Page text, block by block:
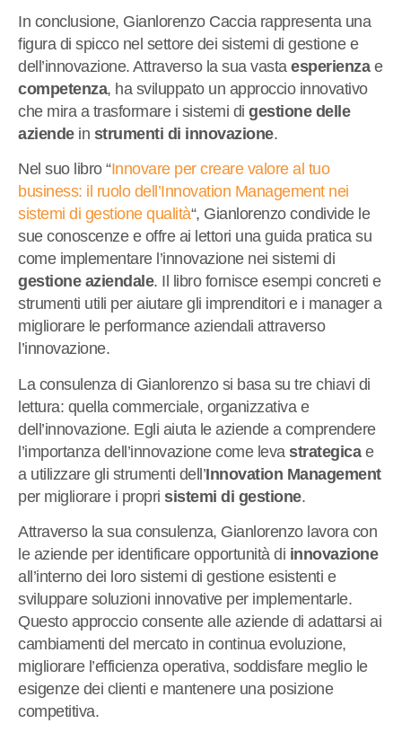
In conclusione, Gianlorenzo Caccia rappresenta una
figura di spicco nel settore dei sistemi di gestione e
dell’innovazione. Attraverso la sua vasta esperienzae
competenza, ha sviluppato un approccio innovativo
che mira a trasformare i sistemi di gestione delle
aziendein strumenti di innovazione.
Nel suo libro “Innovare per creare valore al tuo
business: il ruolo dell’Innovation Management nei
sistemi di gestione qualità“, Gianlorenzo condivide le
sue conoscenze e offre ai lettori una guida pratica su
come implementare l’innovazione nei sistemi di
gestione aziendale. Il libro fornisce esempi concreti e
strumenti utili per aiutare gli imprenditori e i manager a
migliorare le performance aziendali attraverso
l’innovazione.
La consulenza di Gianlorenzo si basa su tre chiavi di
lettura: quella commerciale, organizzativa e
dell’innovazione. Egli aiuta le aziende a comprendere
l’importanza dell’innovazione come leva strategicae
a utilizzare gli strumenti dell’Innovation Management
per migliorare i propri sistemi di gestione.
Attraverso la sua consulenza, Gianlorenzo lavora con
le aziende per identificare opportunità di innovazione
all’interno dei loro sistemi di gestione esistenti e
sviluppare soluzioni innovative per implementarle.
Questo approccio consente alle aziende di adattarsi ai
cambiamenti del mercato in continua evoluzione,
migliorare l’efficienza operativa, soddisfare meglio le
esigenze dei clienti e mantenere una posizione
competitiva.